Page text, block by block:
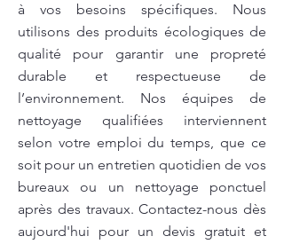
à vos besoins spécifiques. Nous
utilisons des produits écologiques de
qualité pour garantir une propreté
durable et respectueuse de
l’environnement. Nos équipes de
nettoyage qualifiées interviennent
selon votre emploi du temps, que ce
soit pour un entretien quotidien de vos
bureaux ou un nettoyage ponctuel
après des travaux. Contactez-nous dès
aujourd'hui pour un devis gratuit et